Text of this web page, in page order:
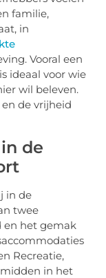
familie,
in
Vooral een
ideaal voor wie
wil beleven.
de vrijheid
de
in de
twee
en het gemak
Recreatie,
in het